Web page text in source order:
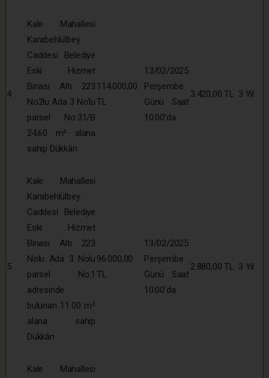
4
Kale Mahallesi
Karabehlülbey
Caddesi Belediye
Eski Hizmet
Binası Altı 223
No2lu Ada 3 No’lu
parsel No:31/B
24,60 m² alana
sahip Dükkân
114.000,00
TL
13/02/2025
Perşembe
Günü Saat
10:00’da
3.420,00 TL 3 Yıl
5
Kale Mahallesi
Karabehlülbey
Caddesi Belediye
Eski Hizmet
Binası Altı 223
Nolu Ada 3 Nolu
parsel No:1
adresinde
bulunan 11.00 m²
alana sahip
Dükkân
96.000,00
TL
13/02/2025
Perşembe
Günü Saat
10:00’da
2.880,00 TL 3 Yıl
Kale Mahallesi